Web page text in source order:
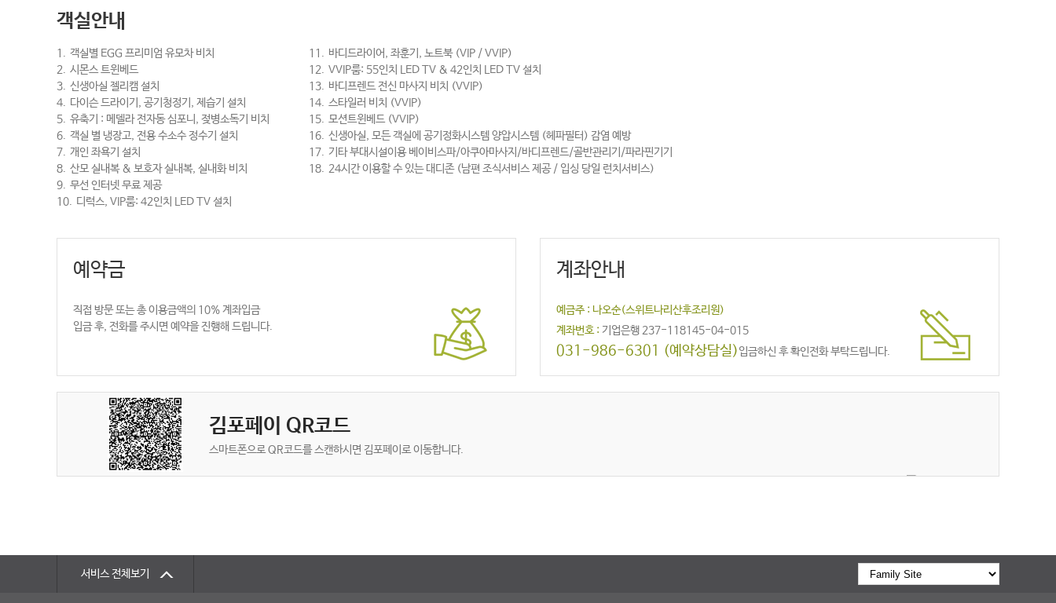
객실안내
1. 객실별 EGG 프리미엄 유모차 비치
2. 시몬스 트윈베드
3. 신생아실 젤리캠 설치
4. 다이슨 드라이기, 공기청정기, 제습기 설치
5. 유축기 : 메델라 전자동 심포니, 젖병소독기 비치
6. 객실 별 냉장고, 전용 수소수 정수기 설치
7. 개인 좌욕기 설치
8. 산모 실내복 & 보호자 실내복, 실내화 비치
9. 무선 인터넷 무료 제공
10. 디럭스, VIP룸: 42인치 LED TV 설치
11. 바디드라이어, 좌훈기, 노트북 (VIP / VVIP)
12. VVIP룸: 55인치 LED TV & 42인치 LED TV 설치
13. 바디프렌드 전신 마사지 비치 (VVIP)
14. 스타일러 비치 (VVIP)
15. 모션트윈베드 (VVIP)
16. 신생아실, 모든 객실에 공기정화시스템 양압시스템 (헤파필터) 감염 예방
17. 기타 부대시설이용 베이비스파/아쿠아마사지/바디프렌드/골반관리기/파라핀기기
18. 24시간 이용할 수 있는 대디존 (남편 조식서비스 제공 / 입싱 당일 런치서비스)
예약금
직접 방문 또는 총 이용금액의 10% 계좌입금
입금 후, 전화를 주시면 예약을 진행해 드립니다.
계좌안내
예금주 : 나오순(스위트나리산후조리원)
계좌번호 : 기업은행 237-118145-04-015
031-986-6301 (예약상담실)입금하신 후 확인전화 부탁드립니다.
김포페이 QR코드
스마트폰으로 QR코드를 스캔하시면 김포페이로 이동합니다.
서비스 전체보기